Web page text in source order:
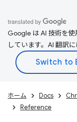
Google は AI 技術を
しています。AI 翻訳
ホーム Docs
Reference